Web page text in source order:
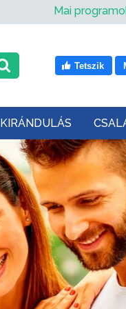
Mai
Tetszik
KIRÁNDULÁS